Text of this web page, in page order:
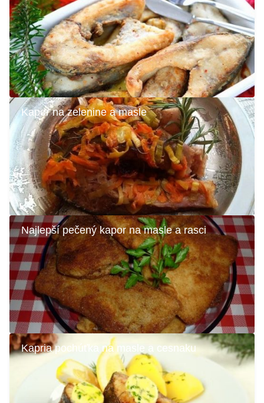
Kapor na zelenine a masle
Najlepší pečený kapor na masle a rasci
Kapria pochúťka na masle a cesnaku